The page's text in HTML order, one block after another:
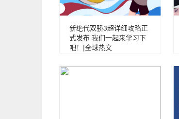
新绝代双骄3超详细攻略正
式发布 我们一起来学习下
吧！|全球热文